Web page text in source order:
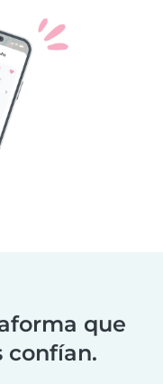
que
confían.